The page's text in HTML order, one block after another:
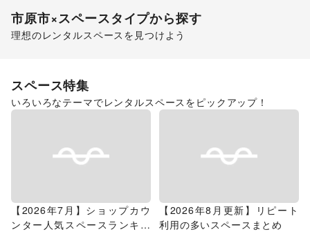
市原市×スペースタイプから探す
理想のレンタルスペースを見つけよう
スペース特集
いろいろなテーマでレンタルスペースをピックアップ！
【2026年7月】ショップカウ
ンター人気スペースランキン
【2026年8月更新】リピート
利用の多いスペースまとめ